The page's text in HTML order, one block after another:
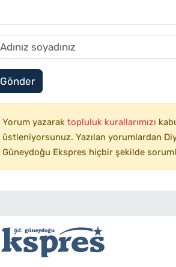
Gönder
Yorum yazarak topluluk kurallarımızı
üstleniyorsunuz. Yazılan yorumlardan
Güneydoğu Ekspres hiçbir şekilde